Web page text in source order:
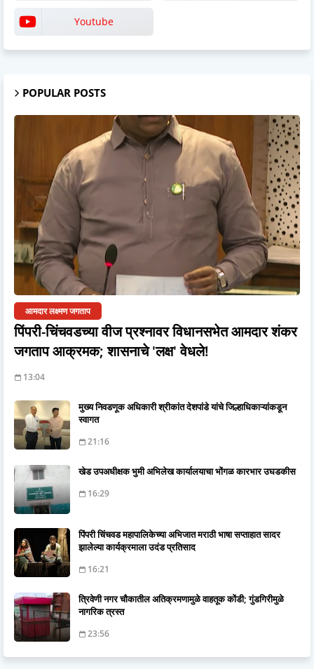
Youtube
POPULAR POSTS
आमदार लक्ष्मण जगताप
पिंपरी-चिंचवडच्या वीज प्रश्नावर विधानसभेत आमदार शंकर
जगताप आक्रमक; शासनाचे 'लक्ष' वेधले!
13:04
मुख्य निवडणूक अधिकारी श्रीकांत देशपांडे यांचे जिल्हाधिकाऱ्यांकडून
स्वागत
21:16
खेड उपअधीक्षक भुमी अभिलेख कार्यालयाचा भोंगळ कारभार उघडकीस
16:29
पिंपरी चिंचवड महापालिकेच्या अभिजात मराठी भाषा सप्ताहात सादर
झालेल्या कार्यक्रमाला उदंड प्रतिसाद
16:21
त्रिवेणी नगर चौकातील अतिक्रमणामुळे वाहतूक कोंडी; गुंडगिरीमुळे
नागरिक त्रस्त
23:56